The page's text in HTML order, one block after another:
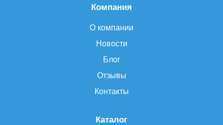
Каталог
Компания
О компании
Новости
Блог
Отзывы
Контакты